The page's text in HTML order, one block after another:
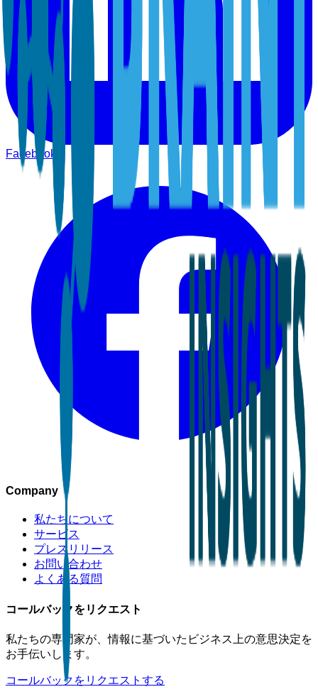
Facebook
Company
私たちについて
サービス
プレスリリース
お問い合わせ
よくある質問
コールバックをリクエスト
私たちの専門家が、情報に基づいたビジネス上の意思決定を
お手伝いします。
コールバックをリクエストする